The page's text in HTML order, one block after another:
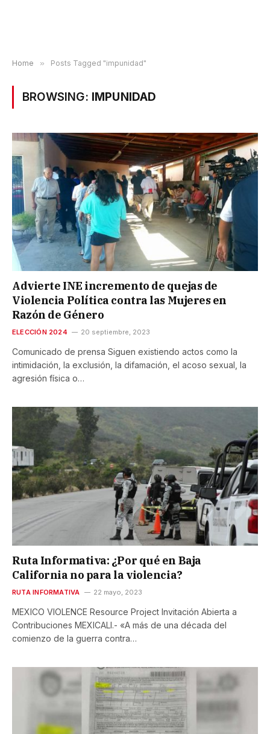
Home » Posts Tagged "impunidad"
BROWSING: IMPUNIDAD
Advierte INE incremento de quejas de
Violencia Política contra las Mujeres en
Razón de Género
ELECCIÓN 2024 20 septiembre, 2023
Comunicado de prensa Siguen existiendo actos como la
intimidación, la exclusión, la difamación, el acoso sexual, la
agresión física o…
Ruta Informativa: ¿Por qué en Baja
California no para la violencia?
RUTA INFORMATIVA 22 mayo, 2023
MEXICO VIOLENCE Resource Project Invitación Abierta a
Contribuciones MEXICALI.- «A más de una década del
comienzo de la guerra contra…